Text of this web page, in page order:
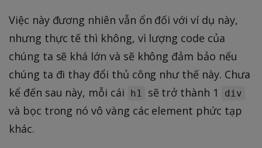
Việc này đương nhiên vẫn ổn đối với ví dụ này,
nhưng thực tế thì không, vì lượng code của
chúng ta sẽ khá lớn và sẽ không đảm bảo nếu
chúng ta đi thay đổi thủ công như thế này. Chưa
kể đến sau này, mỗi cái
h1 sẽ trở thành 1 div
và bọc trong nó vô vàng các element phức tạp
khác.